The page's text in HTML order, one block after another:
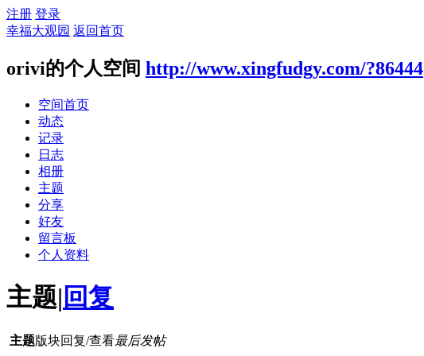
注册 登录
幸福大观园 返回首页
orivi的个人空间 http://www.xingfudgy.com/?86444
空间首页
动态
记录
日志
相册
主题
分享
好友
留言板
个人资料
主题| 回复
主题版块回复/查看最后发帖